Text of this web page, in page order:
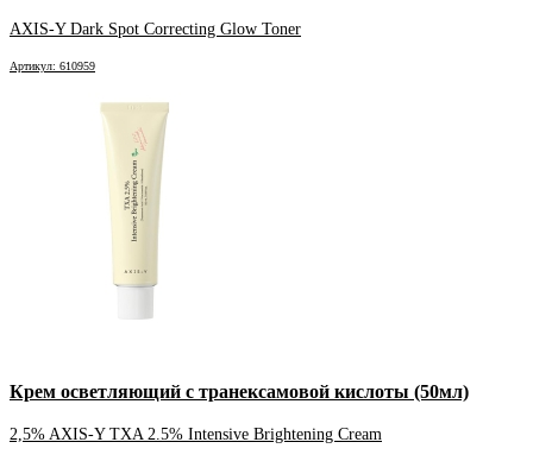
AXIS-Y Dark Spot Correcting Glow Toner
Артикул: 610959
Крем осветляющий с транексамовой кислоты (50мл)
2,5% AXIS-Y TXA 2.5% Intensive Brightening Cream